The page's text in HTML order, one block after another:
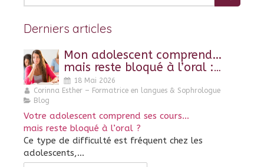
Derniers articles
Mon adolescent comprend…
mais reste bloqué à l’oral :
pourquoi ?
18 Mai 2026
Corinna Esther – Formatrice en langues & Sophrologue
Blog
Votre adolescent comprend ses cours…
mais reste bloqué à l’oral ?
Ce type de difficulté est fréquent chez les
adolescents,...